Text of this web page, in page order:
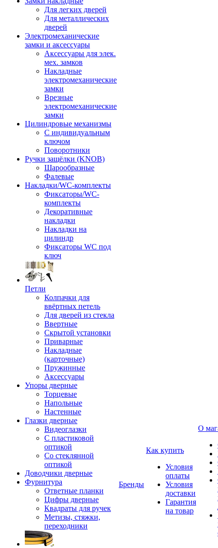
Для легких дверей
Для металлических
дверей
Электромеханические
замки и аксессуары
Аксессуары для элек.
мех. замков
Накладные
электромеханические
замки
Врезные
электромеханические
замки
Цилиндровые механизмы
С индивидуальным
ключом
Поворотники
Ручки защёлки (KNOB)
Шарообразные
Фалевые
Накладки/WC-комплекты
Фиксаторы/WC-
комплекты
Декоративные
накладки
Накладки на
цилиндр
Фиксаторы WC под
ключ
Петли
Колпачки для
ввёртных петель
Для дверей из стекла
Ввертные
Скрытой установки
Приварные
Накладные
(карточные)
Пружинные
Аксессуары
Упоры дверные
Торцевые
Напольные
Настенные
Глазки дверные
Видеоглазки
С пластиковой
оптикой
Со стеклянной
оптикой
Доводчики дверные
Фурнитура
Ответные планки
Цифры дверные
Квадраты для ручек
Метизы, стяжки,
переходники
Бренды
Как купить
Условия
оплаты
Условия
доставки
Гарантия
на товар
О